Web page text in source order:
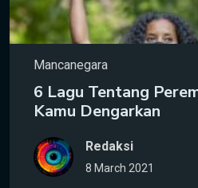
Mancanegara
6 Lagu Tentang
Kamu Dengarkan
Redaksi
8 March 2021